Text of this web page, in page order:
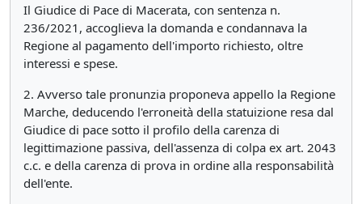
Il Giudice di Pace di Macerata, con sentenza n.
236/2021, accoglieva la domanda e condannava la
Regione al pagamento dell'importo richiesto, oltre
interessi e spese.
2. Avverso tale pronunzia proponeva appello la Regione
Marche, deducendo l'erroneità della statuizione resa dal
Giudice di pace sotto il profilo della carenza di
legittimazione passiva, dell'assenza di colpa ex art. 2043
c.c. e della carenza di prova in ordine alla responsabilità
dell'ente.